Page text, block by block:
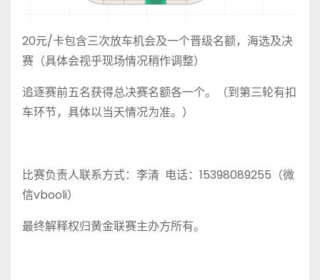
20元/卡包含三次放车机会及一个晋级名额，海选及决
赛（具体会视乎现场情况稍作调整）
追逐赛前五名获得总决赛名额各一个。（到第三轮有扣
车环节，具体以当天情况为准。）
比赛负责人联系方式：李清 电话：15398089255（微
信vbooli）
最终解释权归黄金联赛主办方所有。